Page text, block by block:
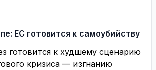
ЕС готовится к самоубийству
готовится к худшему сценарию
кризиса — изгнанию